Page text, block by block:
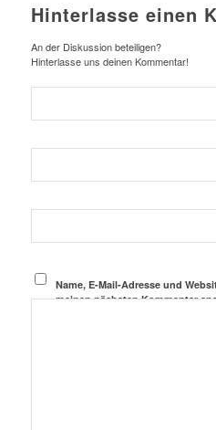
Hinterlasse einen
An der Diskussion beteiligen?
Hinterlasse uns deinen Kommentar!
Name, E-Mail-Adresse und
meinen nächsten Kommentar